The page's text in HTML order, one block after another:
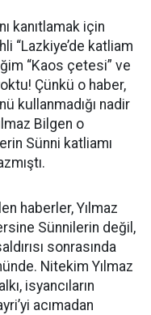
kanıtlamak için
“Lazkiye’de katliam
“Kaos çetesi” ve
Çünkü o haber,
kullanmadığı nadir
Bilgen o
Sünni katliamı
haberler, Yılmaz
Sünnilerin değil,
sonrasında
Nitekim Yılmaz
isyancıların
acımadan